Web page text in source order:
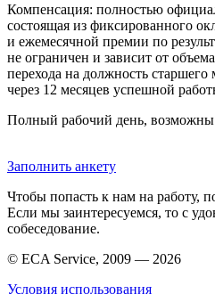
Компенсация: полностью
состоящая из фиксированного
и ежемесячной премии по
не ограничен и зависит от
перехода на должность
через 12 месяцев успешной
Полный рабочий день,
Заполнить анкету
Чтобы попасть к нам на работу,
Если мы заинтересуемся, то с
собеседование.
© ECA Service, 2009 — 2026
Условия использования